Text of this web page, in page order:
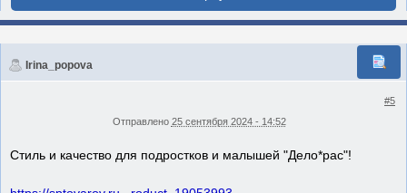
Irina_popova
#5
Отправлено 25 сентября 2024 - 14:52
Стиль и качество для подростков и малышей "Дело*рас"!